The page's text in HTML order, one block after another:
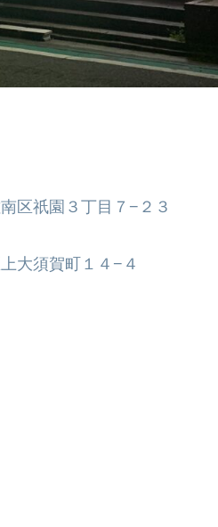
区祇園３丁目７−２３
大須賀町１４−４